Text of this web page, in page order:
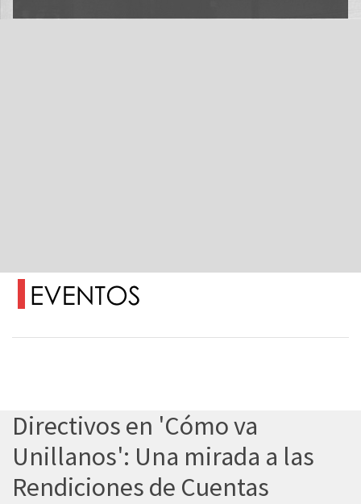
Directivos en 'Cómo va
Unillanos': Una mirada a las
Rendiciones de Cuentas